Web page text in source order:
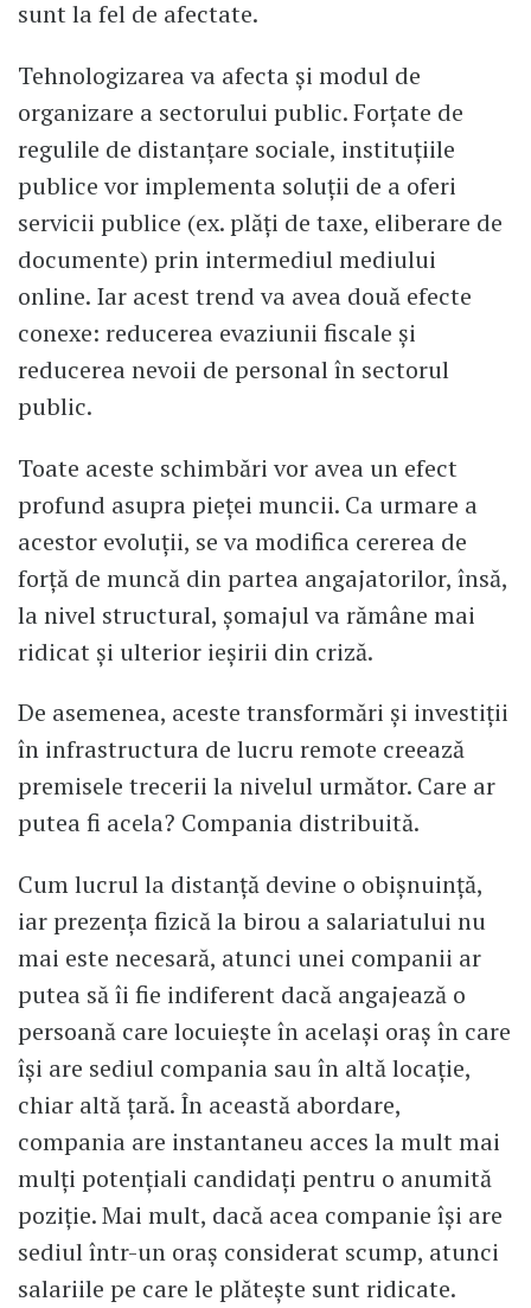
sunt la fel de afectate.
Tehnologizarea va afecta și modul de
organizare a sectorului public. Forțate de
regulile de distanțare sociale, instituțiile
publice vor implementa soluții de a oferi
servicii publice (ex. plăți de taxe, eliberare de
documente) prin intermediul mediului
online. Iar acest trend va avea două efecte
conexe: reducerea evaziunii fiscale și
reducerea nevoii de personal în sectorul
public.
Toate aceste schimbări vor avea un efect
profund asupra pieței muncii. Ca urmare a
acestor evoluții, se va modifica cererea de
forță de muncă din partea angajatorilor, însă,
la nivel structural, șomajul va rămâne mai
ridicat și ulterior ieșirii din criză.
De asemenea, aceste transformări și investiții
în infrastructura de lucru remote creează
premisele trecerii la nivelul următor. Care ar
putea fi acela? Compania distribuită.
Cum lucrul la distanță devine o obișnuință,
iar prezența fizică la birou a salariatului nu
mai este necesară, atunci unei companii ar
putea să îi fie indiferent dacă angajează o
persoană care locuiește în același oraș în care
își are sediul compania sau în altă locație,
chiar altă țară. În această abordare,
compania are instantaneu acces la mult mai
mulți potențiali candidați pentru o anumită
poziție. Mai mult, dacă acea companie își are
sediul într-un oraș considerat scump, atunci
salariile pe care le plătește sunt ridicate.